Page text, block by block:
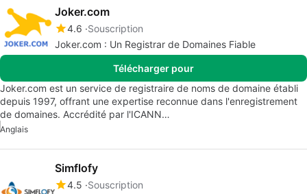
Joker.com
4.6 Souscription
Joker.com : Un Registrar de Domaines Fiable
Télécharger pour
Joker.com est un service de registraire de noms de domaine établi
depuis 1997, offrant une expertise reconnue dans l'enregistrement
de domaines. Accrédité par l'ICANN…
Anglais
Simflofy
4.5 Souscription